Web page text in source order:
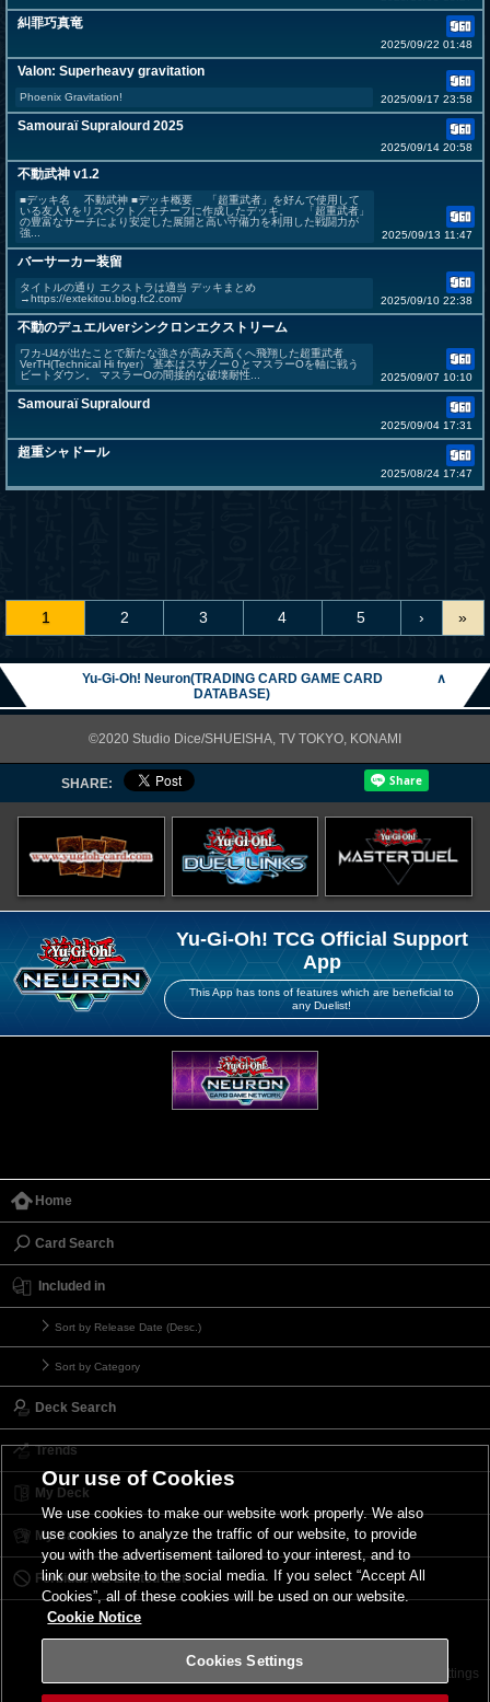
糾罪巧真竜
2025/09/22 01:48
Valon: Superheavy gravitation
Phoenix Gravitation! 2025/09/17 23:58
Samouraï Supralourd 2025
2025/09/14 20:58
不動武神 v1.2
■デッキ名 不動武神 ■デッキ概要 「超重武者」を好んで使用して
いる友人Yをリスペクト／モチーフに作成したデッキ。 「超重武者」
の豊富なサーチにより安定した展開と高い守備力を利用した戦闘力が
強...
2025/09/13 11:47
バーサーカー装留
タイトルの通り エクストラは適当 デッキまとめ
→https://extekitou.blog.fc2.com/
2025/09/10 22:38
不動のデュエルverシンクロンエクストリーム
ワカ-U4が出たことで新たな強さが高み天高くへ飛翔した超重武者
VerTH(Technical Hi fryer） 基本はスサノーＯとマスラーOを軸に戦う
ビートダウン。 マスラーOの間接的な破壊耐性...
2025/09/07 10:10
Samouraï Supralourd
2025/09/04 17:31
超重シャドール
2025/08/24 17:47
1 2 3 4 5 › »
Yu-Gi-Oh! Neuron(TRADING CARD GAME CARD
DATABASE)
∧
©2020 Studio Dice/SHUEISHA, TV TOKYO, KONAMI
SHARE:
Yu-Gi-Oh! TCG Official Support
App
This App has tons of features which are beneficial to
any Duelist!
Home
Card Search
Included in
Sort by Release Date (Desc.)
Sort by Category
Deck Search
Trends
My Deck
My Card List
Forbidden & Limited List
Terms of Use Cookies Settings
Our use of Cookies
We use cookies to make our website work properly. We also
use cookies to analyze the traffic of our website, to provide
you with the advertisement tailored to your interest, and to
link our website to the social media. If you select “Accept All
Cookies”, all of these cookies will be used on our website.
Cookie Notice
Cookies Settings